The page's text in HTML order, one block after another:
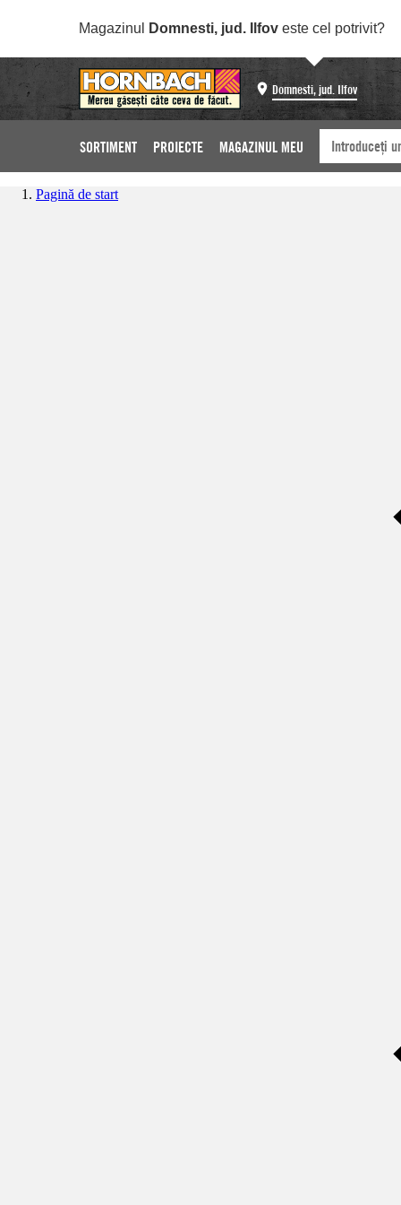
Magazinul Domnesti, jud. Ilfov este cel potrivit?
Domnesti, jud. Ilfov
SORTIMENT PROIECTE MAGAZINUL MEU
Pagină de start